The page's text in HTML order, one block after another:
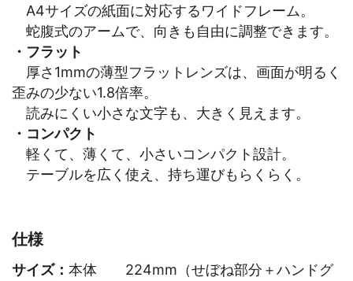
A4サイズの紙面に対応するワイドフレーム。
蛇腹式のアームで、向きも自由に調整できます。
・フラット
厚さ1mmの薄型フラットレンズは、画面が明るく
歪みの少ない1.8倍率。
読みにくい小さな文字も、大きく見えます。
・コンパクト
軽くて、薄くて、小さいコンパクト設計。
テーブルを広く使え、持ち運びもらくらく。
仕様
サイズ： 本体 224mm（せぼね部分＋ハンドグ